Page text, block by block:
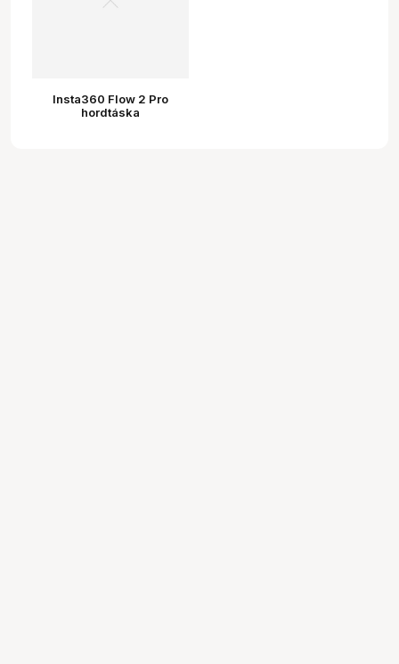
Insta360 Flow 2 Pro
hordtáska